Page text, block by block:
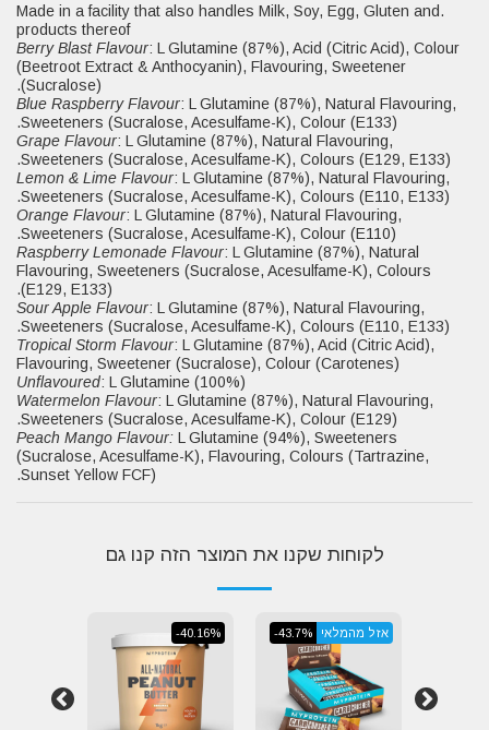
.Made in a facility that also handles Milk, Soy, Egg, Gluten and
products thereof
Berry Blast Flavour: L Glutamine (87%), Acid (Citric Acid), Colour
(Beetroot Extract & Anthocyanin), Flavouring, Sweetener
(Sucralose).
Blue Raspberry Flavour: L Glutamine (87%), Natural Flavouring,
Sweeteners (Sucralose, Acesulfame-K), Colour (E133).
Grape Flavour: L Glutamine (87%), Natural Flavouring,
Sweeteners (Sucralose, Acesulfame-K), Colours (E129, E133).
Lemon & Lime Flavour: L Glutamine (87%), Natural Flavouring,
Sweeteners (Sucralose, Acesulfame-K), Colours (E110, E133).
Orange Flavour: L Glutamine (87%), Natural Flavouring,
Sweeteners (Sucralose, Acesulfame-K), Colour (E110).
Raspberry Lemonade Flavour: L Glutamine (87%), Natural
Flavouring, Sweeteners (Sucralose, Acesulfame-K), Colours
(E129, E133).
Sour Apple Flavour: L Glutamine (87%), Natural Flavouring,
Sweeteners (Sucralose, Acesulfame-K), Colours (E110, E133).
Tropical Storm Flavour: L Glutamine (87%), Acid (Citric Acid),
Flavouring, Sweetener (Sucralose), Colour (Carotenes)
Unflavoured: L Glutamine (100%)
Watermelon Flavour: L Glutamine (87%), Natural Flavouring,
Sweeteners (Sucralose, Acesulfame-K), Colour (E129).
Peach Mango Flavour: L Glutamine (94%), Sweeteners
(Sucralose, Acesulfame-K), Flavouring, Colours (Tartrazine,
Sunset Yellow FCF).
לקוחות שקנו את המוצר הזה קנו גם
אזל מהמלאי -43.7%
-40.16%